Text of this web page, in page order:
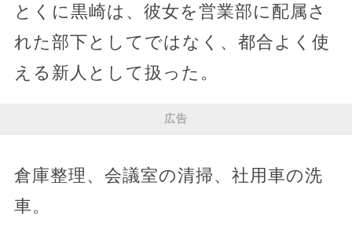
とくに黒崎は、彼女を営業部に配属さ
れた部下としてではなく、都合よく使
える新人として扱った。
広告
倉庫整理、会議室の清掃、社用車の洗
車。